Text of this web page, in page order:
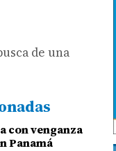
de una
con venganza
Panamá